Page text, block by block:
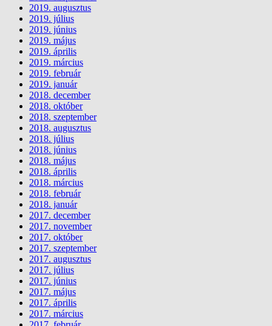
2019. augusztus
2019. július
2019. június
2019. május
2019. április
2019. március
2019. február
2019. január
2018. december
2018. október
2018. szeptember
2018. augusztus
2018. július
2018. június
2018. május
2018. április
2018. március
2018. február
2018. január
2017. december
2017. november
2017. október
2017. szeptember
2017. augusztus
2017. július
2017. június
2017. május
2017. április
2017. március